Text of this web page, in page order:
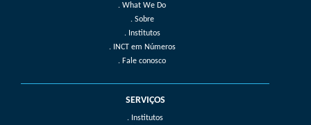
What We Do
Sobre
Institutos
INCT em Números
Fale conosco
SERVIÇOS
. Institutos